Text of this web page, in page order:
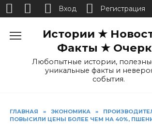
Истории ★
Факты ★
Любопытные истории,
уникальные факты и
события.
ГЛАВНАЯ » ЭКОНОМИКА »
ПОВЫСИЛИ ЦЕНЫ БОЛЕЕ ЧЕМ НА 40%,
Вход Регистрация